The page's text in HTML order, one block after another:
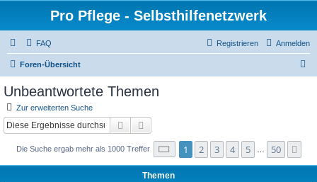
Pro Pflege - Selbsthilfenetzwerk
FAQ Anmelden
Registrieren
Foren-Übersicht
Unbeantwortete Themen
Zur erweiterten Suche
Suche
Die Suche ergab mehr als 1000 Treffer Seite von
1 2 3 4 5 50
Themen